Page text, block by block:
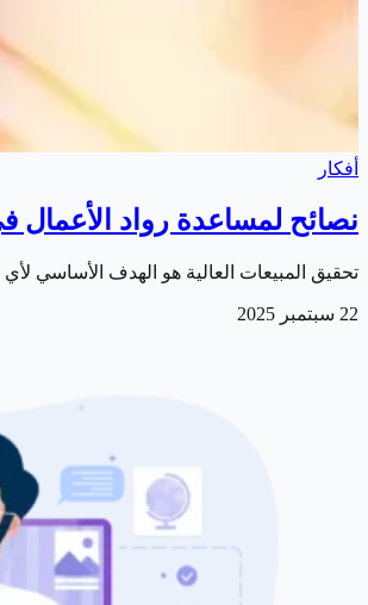
أفكار
نصائح لمساعدة رواد الأعمال
تحقيق المبيعات العالية هو الهدف الأساسي
22 سبتمبر 2025